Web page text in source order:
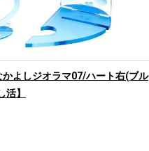
かよしジオラマ07/ハート右(ブル
活】